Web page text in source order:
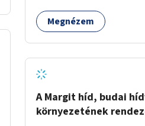
közösségbarát terület
szakaszon a parkolás
sakkasztal és egy lábbal
mobiltöltőpont tennék
hűvösebbé) a környéken
mindennapjait.
Megnézem
A Margit híd, budai
környezetének